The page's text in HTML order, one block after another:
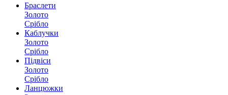
Браслети
Золото
Срібло
Каблучки
Золото
Срібло
Підвіси
Золото
Срібло
Ланцюжки